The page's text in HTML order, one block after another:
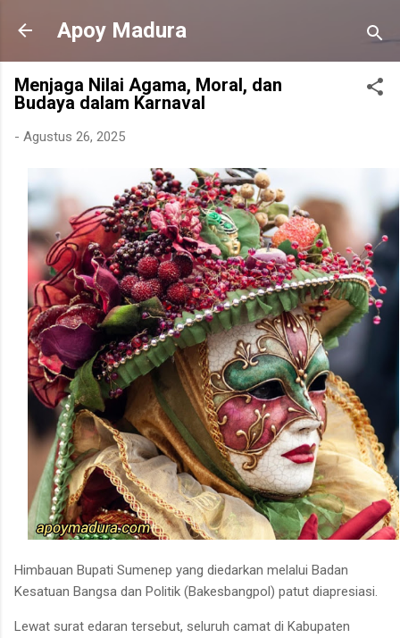
Langsung ke konten utama
Apoy Madura
Menjaga Nilai Agama, Moral, dan
Budaya dalam Karnaval
- Agustus 26, 2025
Himbauan Bupati Sumenep yang diedarkan melalui Badan
Kesatuan Bangsa dan Politik (Bakesbangpol) patut diapresiasi.
Lewat surat edaran tersebut, seluruh camat di Kabupaten